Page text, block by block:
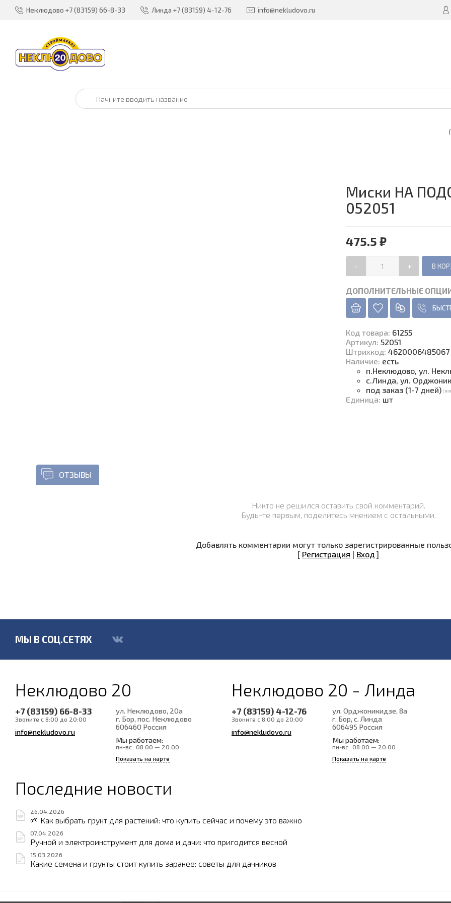
Неклюдово +7 (83159) 66-8-33 Линда +7 (83159) 4-12-76 info@nekludovo.ru
Миски НА
052051
475.5 ₽
- +
ДОПОЛНИТЕЛЬНЫЕ
Код товара: 61255
Артикул: 52051
Штрихкод: 4620006485067
Наличие: есть
п.Неклюдово, ул.
с.Линда, ул.
под заказ (1-7 дней)
Единица: шт
ОТЗЫВЫ
Никто не решился оставить свой комментарий.
Будь-те первым, поделитесь мнением с остальными.
Добавлять комментарии могут только зарегистрированные
[ Регистрация | Вход ]
МЫ В СОЦ.СЕТЯХ
Неклюдово 20
+7 (83159) 66-8-33
Звоните с 8:00 до 20:00
info@nekludovo.ru
ул. Неклюдово, 20а
г. Бор, пос. Неклюдово
606460 Россия
Мы работаем:
пн-вс: 08:00 — 20:00
Показать на карте
Неклюдово 20 - Линда
+7 (83159) 4-12-76
Звоните с 8:00 до 20:00
info@nekludovo.ru
ул. Орджоникидзе, 8а
г. Бор, с. Линда
606495 Россия
Мы работаем:
пн-вс: 08:00 — 20:00
Показать на карте
Последние новости
26.04.2026
🌱 Как выбрать грунт для растений: что купить сейчас и почему это важно
07.04.2026
Ручной и электроинструмент для дома и дачи: что пригодится весной
15.03.2026
Какие семена и грунты стоит купить заранее: советы для дачников